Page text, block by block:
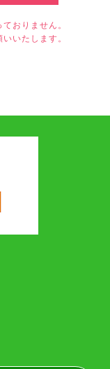
おりません。
いたします。